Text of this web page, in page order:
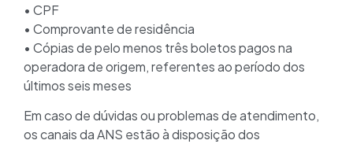
• CPF
• Comprovante de residência
• Cópias de pelo menos três boletos pagos na
operadora de origem, referentes ao período dos
últimos seis meses
Em caso de dúvidas ou problemas de atendimento,
os canais da ANS estão à disposição dos